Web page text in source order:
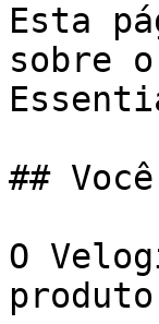
Esta
sobre
##
O